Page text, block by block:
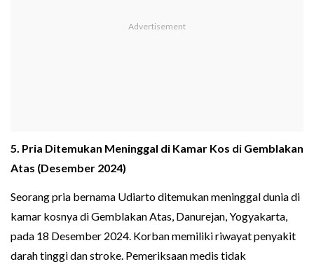
5. Pria Ditemukan Meninggal di Kamar Kos di Gemblakan
Atas (Desember 2024)
Seorang pria bernama Udiarto ditemukan meninggal dunia di
kamar kosnya di Gemblakan Atas, Danurejan, Yogyakarta,
pada 18 Desember 2024. Korban memiliki riwayat penyakit
darah tinggi dan stroke. Pemeriksaan medis tidak